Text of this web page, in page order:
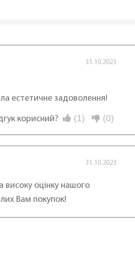
31.10.2023
естетичне задоволення!
корисний? (1) (0)
31.10.2023
оцінку нашого
Вам покупок!